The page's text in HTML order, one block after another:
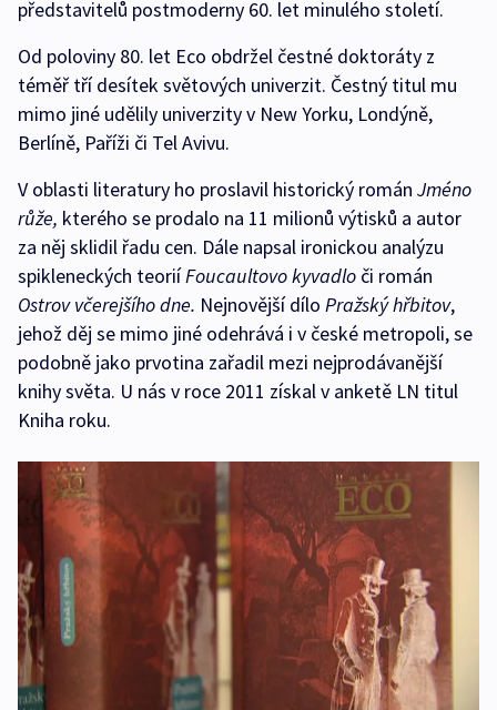
představitelů postmoderny 60. let minulého století.
Od poloviny 80. let Eco obdržel čestné doktoráty z
téměř tří desítek světových univerzit. Čestný titul mu
mimo jiné udělily univerzity v New Yorku, Londýně,
Berlíně, Paříži či Tel Avivu.
V oblasti literatury ho proslavil historický román Jméno
růže, kterého se prodalo na 11 milionů výtisků a autor
za něj sklidil řadu cen. Dále napsal ironickou analýzu
spikleneckých teoriíFoucaultovo kyvadlo či román
Ostrov včerejšího dne. Nejnovější dílo Pražský hřbitov,
jehož děj se mimo jiné odehrává i v české metropoli, se
podobně jako prvotina zařadil mezi nejprodávanější
knihy světa. U nás v roce 2011 získal v anketě LN titul
Kniha roku.